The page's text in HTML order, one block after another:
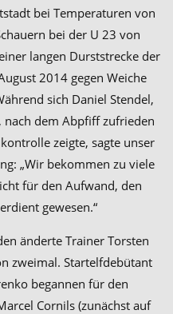
bei Temperaturen von
bei der U 23 von
langen Durststrecke der
2014 gegen Weiche
sich Daniel Stendel,
nach dem Abpfiff zufrieden
zeigte, sagte unser
„Wir bekommen zu viele
für den Aufwand, den
gewesen.“
änderte Trainer Torsten
zweimal. Startelfdebütant
begannen für den
Cornils (zunächst auf